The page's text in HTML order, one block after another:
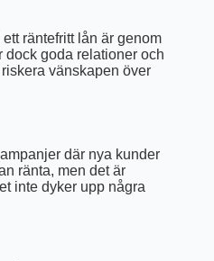
räntefritt lån är genom
dock goda relationer och
vänskapen över
där nya kunder
ränta, men det är
inte dyker upp några